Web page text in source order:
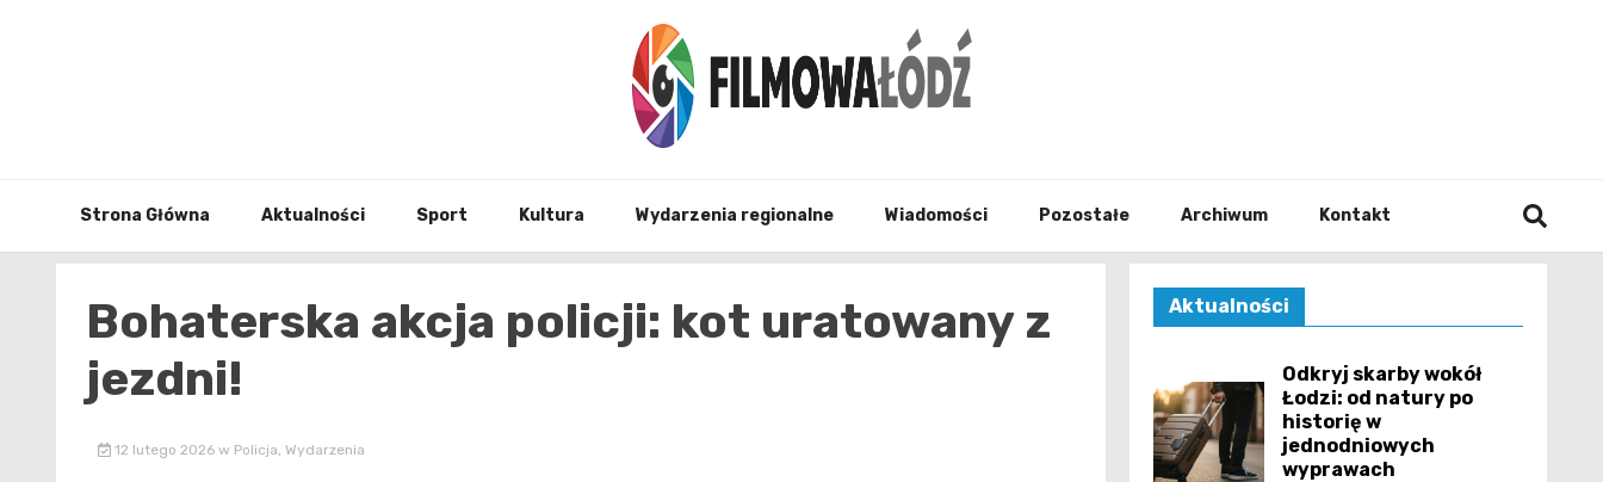
Strona Główna Aktualności Sport Kultura Wydarzenia regionalne Wiadomości Pozostałe Archiwum Kontakt
Bohaterska akcja policji: kot uratowany z
jezdni!
12 lutego 2026 w Policja, Wydarzenia
Aktualności
Odkryj skarby wokół
Łodzi: od natury po
historię w
jednodniowych
wyprawach